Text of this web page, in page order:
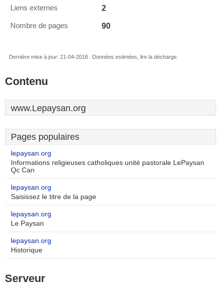
Liens externes 2
Nombre de pages 90
Dernière mise à jour: 21-04-2018 . Données estimées, lire la décharge.
Contenu
www.Lepaysan.org
Pages populaires
lepaysan.org
Informations religieuses catholiques unité pastorale LePaysan
Qc Can
lepaysan.org
Saisissez le titre de la page
lepaysan.org
Le Paysan
lepaysan.org
Historique
Serveur